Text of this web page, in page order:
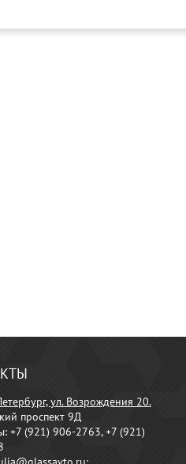
ул. Возрождения 20.
проспект 9Д
+7 (921) 906-2763, +7 (921)